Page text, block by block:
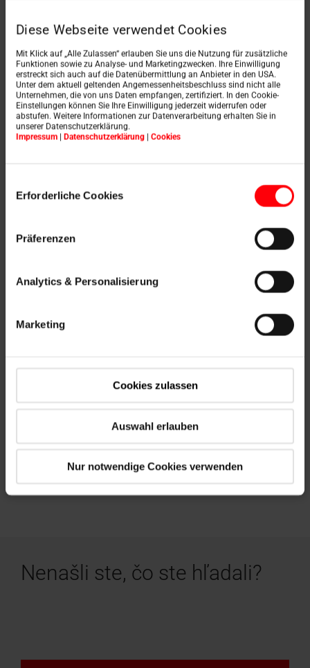
Diese Webseite verwendet Cookies
Mit Klick auf „Alle Zulassen“ erlauben Sie uns die Nutzung für zusätzliche
Funktionen sowie zu Analyse- und Marketingzwecken. Ihre Einwilligung
erstreckt sich auch auf die Datenübermittlung an Anbieter in den USA.
Unter dem aktuell geltenden Angemessenheitsbeschluss sind nicht alle
Unternehmen, die von uns Daten empfangen, zertifiziert. In den Cookie-
Einstellungen können Sie Ihre Einwilligung jederzeit widerrufen oder
abstufen. Weitere Informationen zur Datenverarbeitung erhalten Sie in
unserer Datenschutzerklärung.
Impressum | Datenschutzerklärung | Cookies
Erforderliche Cookies
Präferenzen
Analytics & Personalisierung
Marketing
Cookies zulassen
Auswahl erlauben
Nur notwendige Cookies verwenden
Zistiť viac
Školenia Roto
Staňte sa odborníkom na strešné okná Roto.
Zistiť viac
Nenašli ste, čo ste hľadali?